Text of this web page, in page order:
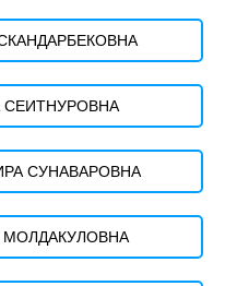
СЕИТНУРОВНА
СУНАВАРОВНА
МОЛДАКУЛОВНА